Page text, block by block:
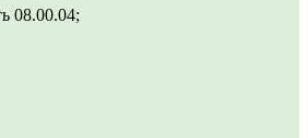
08.00.04;